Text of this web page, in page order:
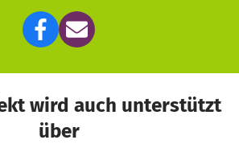
wird auch unterstützt
über